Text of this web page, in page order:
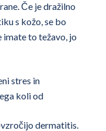
Če je dražilno
s kožo, se bo
to težavo, jo
stres in
koli od
dermatitis.